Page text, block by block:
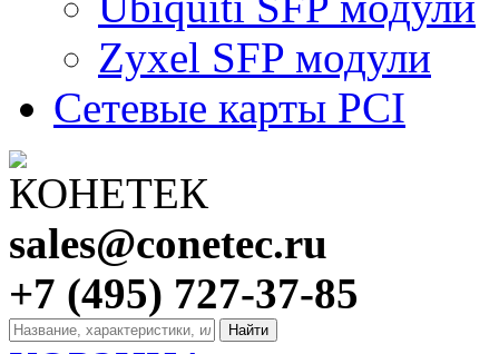
Zyxel SFP модули
Сетевые карты PCI
sales@conetec.ru
+7 (495) 727-37-85